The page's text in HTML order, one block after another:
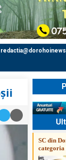
SC din
categoria